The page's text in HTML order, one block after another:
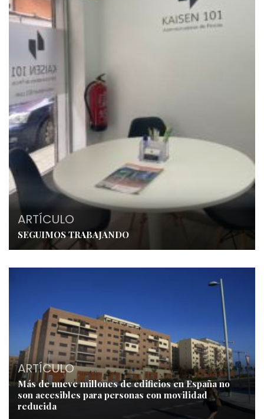
ARTÍCULO
SEGUIMOS TRABAJANDO
ARTÍCULO
Más de nueve millones de edificios en España no
son accesibles para personas con movilidad
reducida